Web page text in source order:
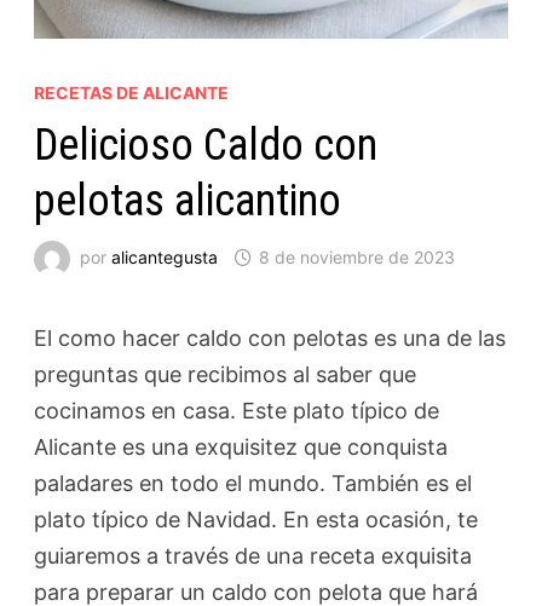
RECETAS DE ALICANTE
Delicioso Caldo con
pelotas alicantino
por alicantegusta 8 de noviembre de 2023
El como hacer caldo con pelotas es una de las
preguntas que recibimos al saber que
cocinamos en casa. Este plato típico de
Alicante es una exquisitez que conquista
paladares en todo el mundo. También es el
plato típico de Navidad. En esta ocasión, te
guiaremos a través de una receta exquisita
para preparar un caldo con pelota que hará